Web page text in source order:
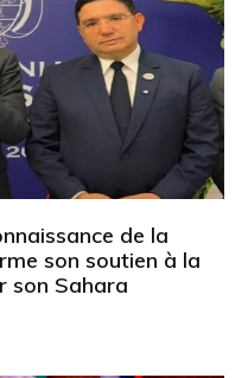
de la
son soutien à la
son Sahara